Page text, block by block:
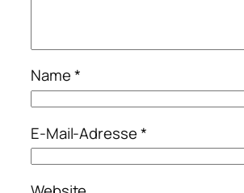
Name*
E-Mail-Adresse*